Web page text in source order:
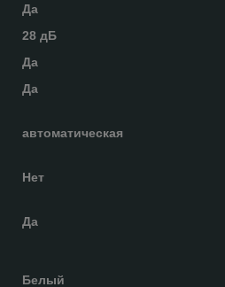
Да
28 дБ
Да
Да
автоматическая
Нет
Да
Белый